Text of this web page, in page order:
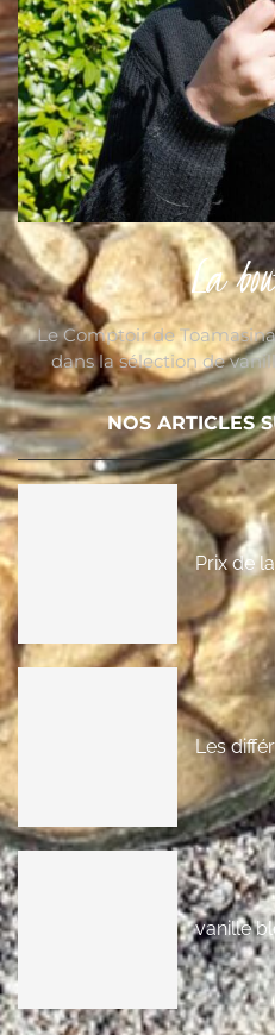
La
Le Comptoir de
dans la sélection de
NOS ARTICLES
Prix de
Les
vanille